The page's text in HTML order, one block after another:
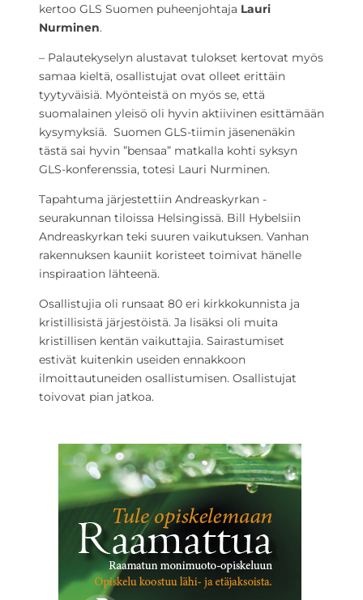
kertoo GLS Suomen puheenjohtaja Lauri
Nurminen.
– Palautekyselyn alustavat tulokset kertovat myös
samaa kieltä, osallistujat ovat olleet erittäin
tyytyväisiä. Myönteistä on myös se, että
suomalainen yleisö oli hyvin aktiivinen esittämään
kysymyksiä. Suomen GLS-tiimin jäsenenäkin
tästä sai hyvin ”bensaa” matkalla kohti syksyn
GLS-konferenssia, totesi Lauri Nurminen.
Tapahtuma järjestettiin Andreaskyrkan -
seurakunnan tiloissa Helsingissä. Bill Hybelsiin
Andreaskyrkan teki suuren vaikutuksen. Vanhan
rakennuksen kauniit koristeet toimivat hänelle
inspiraation lähteenä.
Osallistujia oli runsaat 80 eri kirkkokunnista ja
kristillisistä järjestöistä. Ja lisäksi oli muita
kristillisen kentän vaikuttajia. Sairastumiset
estivät kuitenkin useiden ennakkoon
ilmoittautuneiden osallistumisen. Osallistujat
toivovat pian jatkoa.